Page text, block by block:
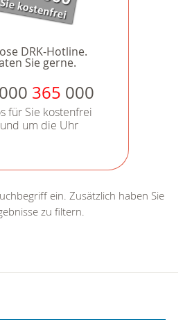
DRK-Hotline.
Sie gerne.
365 000
für Sie kostenfrei
um die Uhr
ein. Zusätzlich haben Sie
zu filtern.